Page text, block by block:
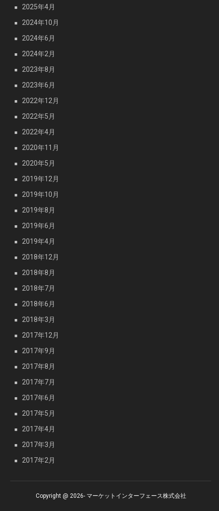
2025年4月
2024年10月
2024年6月
2024年2月
2023年8月
2023年6月
2022年12月
2022年5月
2022年4月
2020年11月
2020年5月
2019年12月
2019年10月
2019年8月
2019年6月
2019年4月
2018年12月
2018年8月
2018年7月
2018年6月
2018年3月
2017年12月
2017年9月
2017年8月
2017年7月
2017年6月
2017年5月
2017年4月
2017年3月
2017年2月
Copyright @ 2026- マーケットインターフェース株式会社